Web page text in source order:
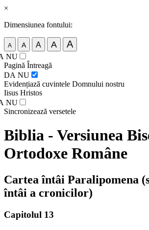
×
Dimensiunea fontului:
A A A A A
NU
Pagină Întreagă
DA NU
Evidențiază cuvintele Domnului nostru
Iisus Hristos
NU
Sincronizează versetele
Biblia - Versiunea
Ortodoxe Române
Cartea întâi Paralipomena
întâi a cronicilor)
Capitolul 13